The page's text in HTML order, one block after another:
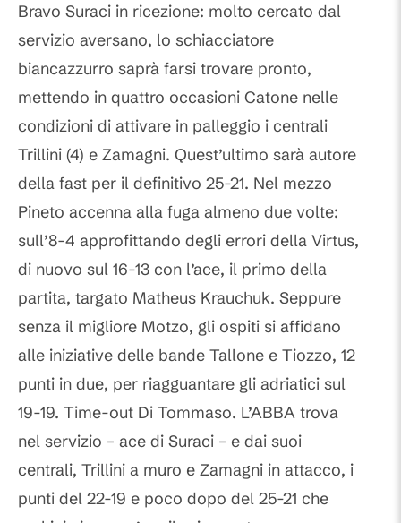
Bravo Suraci in ricezione: molto cercato dal
servizio aversano, lo schiacciatore
biancazzurro saprà farsi trovare pronto,
mettendo in quattro occasioni Catone nelle
condizioni di attivare in palleggio i centrali
Trillini (4) e Zamagni. Quest’ultimo sarà autore
della fast per il definitivo 25-21. Nel mezzo
Pineto accenna alla fuga almeno due volte:
sull’8-4 approfittando degli errori della Virtus,
di nuovo sul 16-13 con l’ace, il primo della
partita, targato Matheus Krauchuk. Seppure
senza il migliore Motzo, gli ospiti si affidano
alle iniziative delle bande Tallone e Tiozzo, 12
punti in due, per riagguantare gli adriatici sul
19-19. Time-out Di Tommaso. L’ABBA trova
nel servizio – ace di Suraci – e dai suoi
centrali, Trillini a muro e Zamagni in attacco, i
punti del 22-19 e poco dopo del 25-21 che